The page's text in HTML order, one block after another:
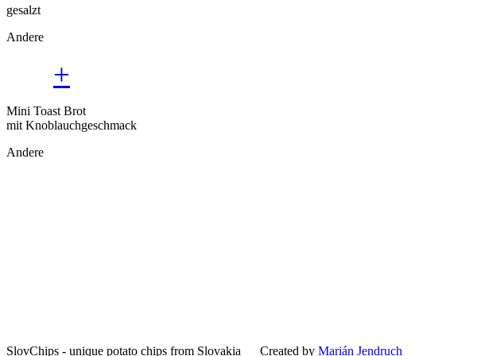
gesalzt
Andere
+
Mini Toast Brot
mit Knoblauchgeschmack
Andere
SlovChips - unique potato chips from Slovakia Created by Marián Jendruch